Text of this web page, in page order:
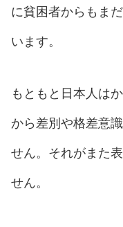
に貧困者からもま
います。
もともと日本人は
から差別や格差意
せん。それがまた
せん。